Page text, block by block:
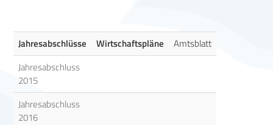
Jahresabschlüsse Wirtschaftspläne
Amtsblatt
Jahresabschluss
2015
Jahresabschluss
2016